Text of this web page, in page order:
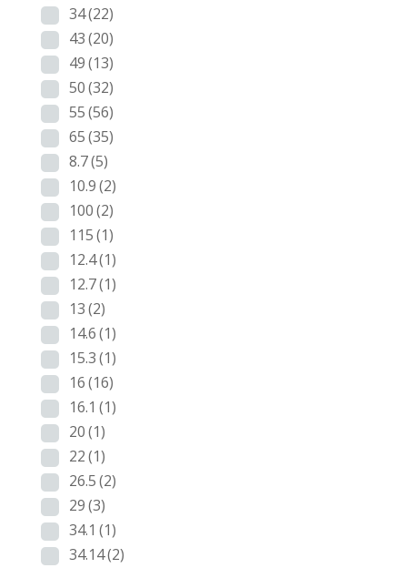
34(22)
43(20)
49(13)
50(32)
55(56)
65(35)
8.7(5)
10.9(2)
100(2)
115(1)
12.4(1)
12.7(1)
13(2)
14.6(1)
15.3(1)
16(16)
16.1 (1)
20(1)
22(1)
26.5(2)
29(3)
34.1 (1)
34.14(2)